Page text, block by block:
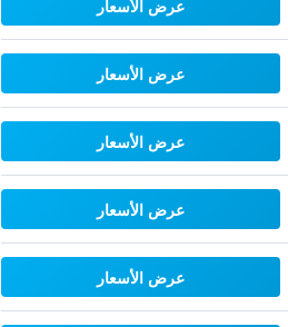
عرض الأسعار
عرض الأسعار
عرض الأسعار
عرض الأسعار
عرض الأسعار